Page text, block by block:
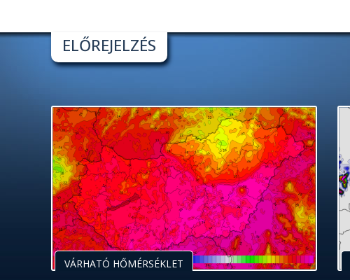
ELŐREJELZÉS
VÁRHATÓ HŐMÉRSÉKLET